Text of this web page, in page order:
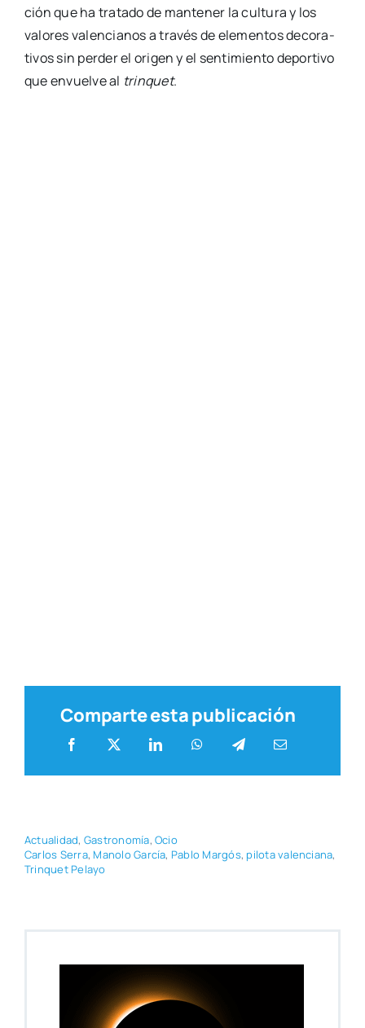
ción que ha tra­ta­do de man­te­ner la cul­tu­ra y los
valo­res valen­cia­nos a tra­vés de ele­men­tos deco­ra­
ti­vos sin per­der el ori­gen y el sen­ti­mien­to depor­ti­vo
que envuel­ve al trin­quet.